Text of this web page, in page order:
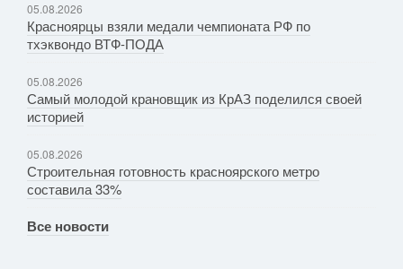
05.08.2026
Красноярцы взяли медали чемпионата РФ по
тхэквондо ВТФ-ПОДА
05.08.2026
Самый молодой крановщик из КрАЗ поделился своей
историей
05.08.2026
Строительная готовность красноярского метро
составила 33%
Все новости